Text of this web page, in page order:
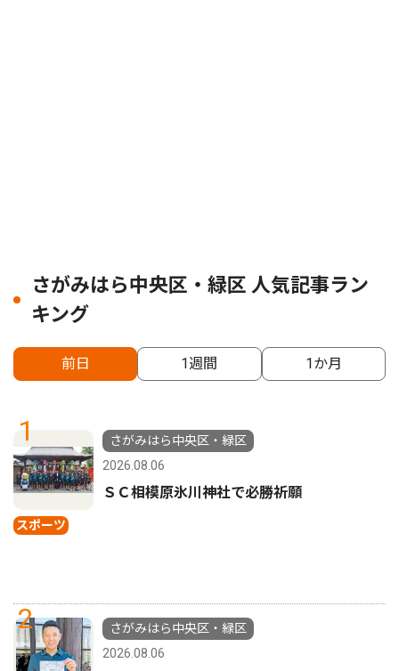
さがみはら中央区・緑区 人気記事ラン
キング
前日 1週間 1か月
1
スポーツ
さがみはら中央区・緑区
2026.08.06
ＳＣ相模原氷川神社で必勝祈願
2
さがみはら中央区・緑区
2026.08.06